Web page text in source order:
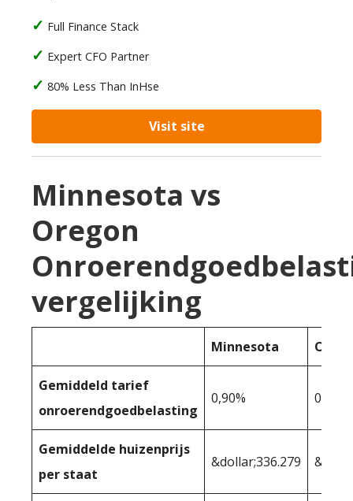
Full Finance Stack
Expert CFO Partner
80% Less Than InHse
Visit site
Minnesota vs
Oregon
vergelijking
Minnesota
Gemiddeld tarief
onroerendgoedbelasting
0,90% 0,78%
Gemiddelde huizenprijs
per staat
&dollar;336.279